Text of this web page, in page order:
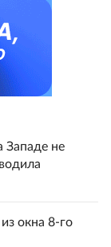
Западе не
окна 8-го